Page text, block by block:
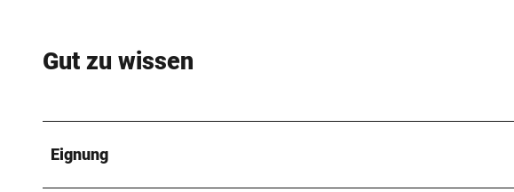
Gut zu wissen
Eignung